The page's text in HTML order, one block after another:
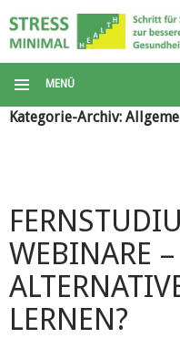
MENÜ
Kategorie-Archiv:
WEBINARE
LERNEN?